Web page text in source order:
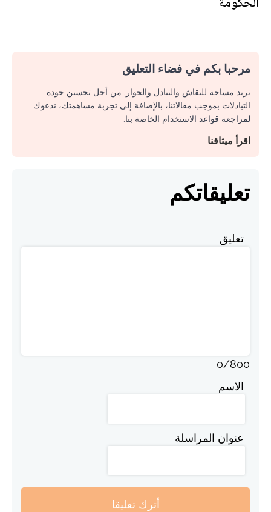
مرحبا بكم في فضاء التعليق
نريد مساحة للنقاش والتبادل والحوار. من أجل تحسين جودة
التبادلات بموجب مقالاتنا، بالإضافة إلى تجربة مساهمتك، ندعوك
لمراجعة قواعد الاستخدام الخاصة بنا.
اقرأ ميثاقنا
تعليقاتكم
تعليق
0/800
الاسم
عنوان المراسلة
أترك تعليقا